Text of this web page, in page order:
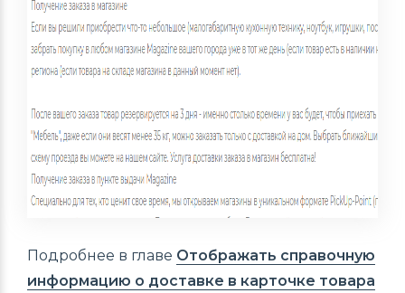
Подробнее в главе Отображать справочную
информацию о доставке в карточке товара